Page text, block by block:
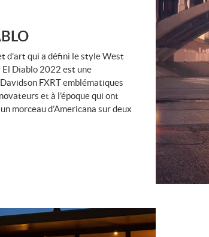
d’art qui a défini le style West
El Diablo 2022 est une
FXRT emblématiques
et à l’époque qui ont
morceau d’Americana sur deux